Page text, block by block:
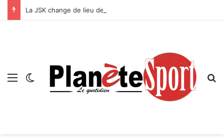
La JSK change de lieu de stage !
Menu Switch skin